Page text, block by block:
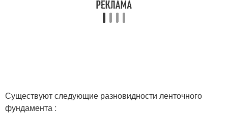
Существуют следующие разновидности ленточного
фундамента :